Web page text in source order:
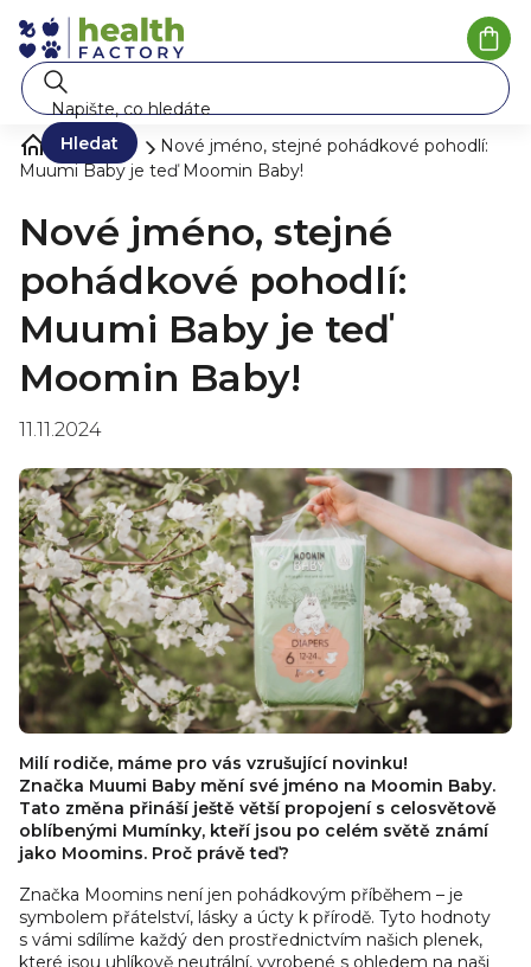
na
obsah
Hledat
Blog ❀
Nové jméno, stejné pohádkové pohodlí:
Muumi Baby je teď Moomin Baby!
Nové jméno, stejné
pohádkové pohodlí:
Muumi Baby je teď
Moomin Baby!
11.11.2024
Milí rodiče, máme pro vás vzrušující novinku!
Značka Muumi Baby mění své jméno na Moomin Baby.
Tato změna přináší ještě větší propojení s celosvětově
oblíbenými Mumínky, kteří jsou po celém světě známí
jako Moomins. Proč právě teď?
Značka Moomins není jen pohádkovým příběhem – je
symbolem přátelství, lásky a úcty k přírodě. Tyto hodnoty
s vámi sdílíme každý den prostřednictvím našich plenek,
které jsou uhlíkově neutrální, vyrobené s ohledem na naši